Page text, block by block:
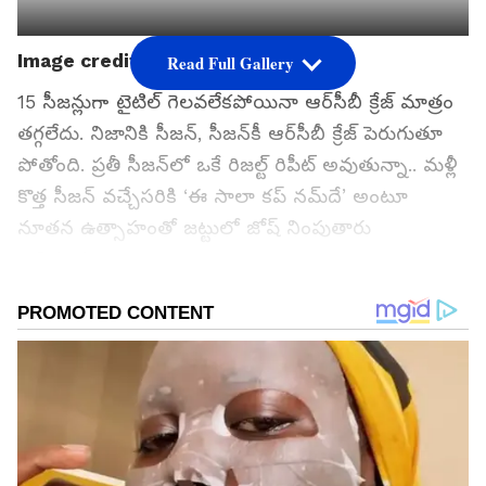
Image credit: PTI
15 సీజన్లుగా టైటిల్ గెలవలేకపోయినా ఆర్‌సీబీ క్రేజ్ మాత్రం
తగ్గలేదు. నిజానికి సీజన్, సీజన్‌కీ ఆర్‌సీబీ క్రేజ్ పెరుగుతూ
పోతోంది. ప్రతీ సీజన్‌లో ఒకే రిజల్ట్ రిపీట్ అవుతున్నా.. మళ్లీ
కొత్త సీజన్ వచ్చేసరికి ‘ఈ సాలా కప్ నమ్‌దే’ అంటూ
నూతన ఉత్సాహంతో జట్టులో జోష్ నింపుతారు
గూగుల్‌లో ఆసక్తికరమైన సమాచారం కోసం ఏసియానెట్ తెలుగు
ను మీ ఫ్రిఫర్డ్ సోర్స్ గా ఎంచుకోండి
Read Full Gallery